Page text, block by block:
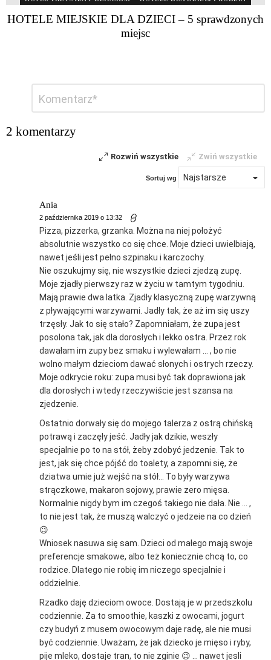
HOTELE MIEJSKIE DLA DZIECI – 5 sprawdzonych
miejsc
komentarz
2 komentarzy
Rozwiń wszystkie Zwiń wszystkie
Sortuj wg
Ania
2 października 2019 o 13:32
Pizza, pizzerka, grzanka. Można na niej położyć
absolutnie wszystko co się chce. Moje dzieci uwielbiają,
nawet jeśli jest pełno szpinaku i karczochy.
Nie oszukujmy się, nie wszystkie dzieci zjedzą zupę.
Moje zjadły pierwszy raz w życiu w tamtym tygodniu.
Mają prawie dwa latka. Zjadły klasyczną zupę warzywną
z pływającymi warzywami. Jadły tak, że aż im się uszy
trzęsły. Jak to się stało? Zapomniałam, że zupa jest
posolona tak, jak dla dorosłych i lekko ostra. Przez rok
dawałam im zupy bez smaku i wylewałam … , bo nie
wolno małym dzieciom dawać słonych i ostrych rzeczy.
Moje odkrycie roku: zupa musi być tak doprawiona jak
dla dorosłych i wtedy rzeczywiście jest szansa na
zjedzenie.
Ostatnio dorwały się do mojego talerza z ostrą chińską
potrawą i zaczęły jeść. Jadły jak dzikie, weszły
specjalnie po to na stół, żeby zdobyć jedzenie. Tak to
jest, jak się chce pójść do toalety, a zapomni się, że
dziatwa umie już wejść na stół… To były warzywa
strączkowe, makaron sojowy, prawie zero mięsa.
Normalnie nigdy bym im czegoś takiego nie dała. Nie … ,
to nie jest tak, że muszą walczyć o jedzeie na co dzień
😉
Wniosek nasuwa się sam. Dzieci od małego mają swoje
preferencje smakowe, albo też koniecznie chcą to, co
rodzice. Dlatego nie robię im niczego specjalnie i
oddzielnie.
Rzadko daję dzieciom owoce. Dostają je w przedszkolu
codziennie. Za to smoothie, kaszki z owocami, jogurt
czy budyń z musem owocowym daje radę, ale nie musi
być codziennie. Uważam, że jak dziecko je mięso i ryby,
pije mleko, dostaje tran, to nie zginie 😉 … nawet jesli